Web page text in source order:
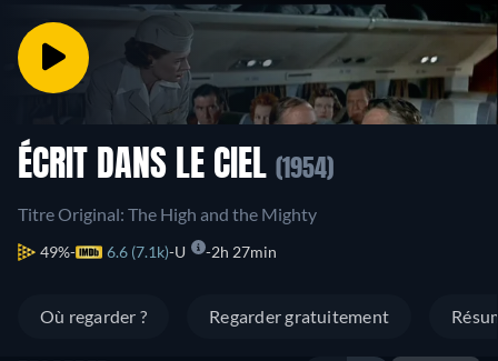
ÉCRIT DANS LE CIEL (1954)
Titre Original: The High and the Mighty
49% 6.6 (7.1k) U 2h 27min
Où regarder ? Regarder gratuitement